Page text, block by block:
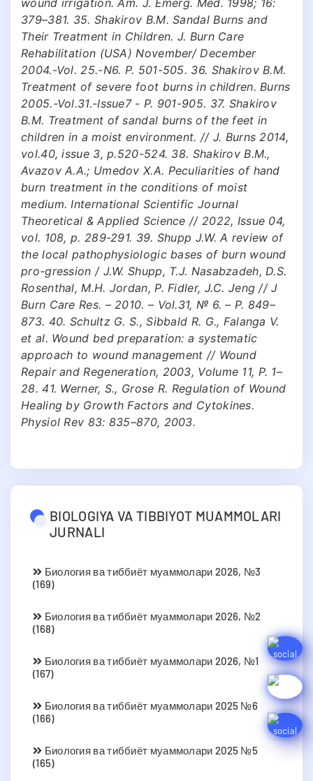
379–381. 35. Shakirov B.M. Sandal Burns and
Their Treatment in Children. J. Burn Care
Rehabilitation (USA) November/ December
2004.-Vol. 25.-N6. P. 501-505. 36. Shakirov B.M.
Treatment of severe foot burns in children. Burns
2005.-Vol.31.-Issue7 - P. 901-905. 37. Shakirov
B.M. Treatment of sandal burns of the feet in
children in a moist environment. // J. Burns 2014,
vol.40, issue 3, p.520-524. 38. Shakirov B.M.,
Avazov A.A.; Umedov X.A. Peculiarities of hand
burn treatment in the conditions of moist
medium. International Scientific Journal
Theoretical & Applied Science // 2022, Issue 04,
vol. 108, p. 289-291. 39. Shupp J.W. A review of
the local pathophysiologic bases of burn wound
pro-gression / J.W. Shupp, T.J. Nasabzadeh, D.S.
Rosenthal, M.H. Jordan, P. Fidler, J.C. Jeng // J
Burn Care Res. – 2010. – Vol.31, № 6. – P. 849–
873. 40. Schultz G. S., Sibbald R. G., Falanga V.
et al. Wound bed preparation: a systematic
approach to wound management // Wound
Repair and Regeneration, 2003, Volume 11, Р. 1–
28. 41. Werner, S., Grose R. Regulation of Wound
Healing by Growth Factors and Cytokines.
Physiol Rev 83: 835–870, 2003.
BIOLOGIYA VA TIBBIYOT MUAMMOLARI
JURNALI
Биология ва тиббиёт муаммолари 2026, №3
(169)
Биология ва тиббиёт муаммолари 2026, №2
(168)
Биология ва тиббиёт муаммолари 2026, №1
(167)
Биология ва тиббиёт муаммолари 2025 №6
(166)
Биология ва тиббиёт муаммолари 2025 №5
(165)